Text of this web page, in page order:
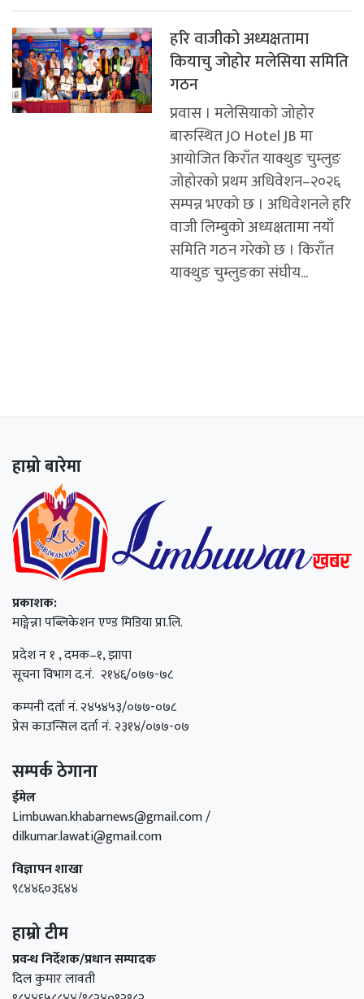
हरि वाजीको अध्यक्षतामा
कियाचु जोहोर मलेसिया समिति
गठन
प्रवास । मलेसियाको जोहोर
बारुस्थित JO Hotel JB मा
आयोजित किराँत याक्थुङ चुम्लुङ
जोहोरको प्रथम अधिवेशन–२०२६
सम्पन्न भएको छ । अधिवेशनले हरि
वाजी लिम्बुको अध्यक्षतामा नयाँ
समिति गठन गरेको छ । किराँत
याक्थुङ चुम्लुङका संघीय...
हाम्रो बारेमा
प्रकाशक:
माङ्गेन्ना पब्लिकेशन एण्ड मिडिया प्रा.लि.
प्रदेश न १ , दमक–१, झापा
सूचना विभाग द.नं. २१४६/०७७-७८
कम्पनी दर्ता नं. २४५४५३/०७७-०७८
प्रेस काउन्सिल दर्ता नं. २३१४/०७७-०७
सम्पर्क ठेगाना
ईमेल
Limbuwan.khabarnews@gmail.com /
dilkumar.lawati@gmail.com
विज्ञापन शाखा
९८४४६०३६४४
हाम्रो टीम
प्रवन्ध निर्देशक/प्रधान सम्पादक
दिल कुमार लावती